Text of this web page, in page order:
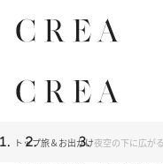
トップ旅＆お出かけ夜空の下に広が